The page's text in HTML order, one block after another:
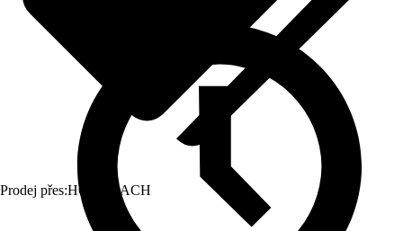
Prodej přes:HORNBACH